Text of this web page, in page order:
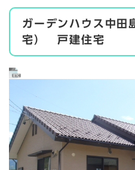
ガーデンハウス中田
宅） 戸建住宅